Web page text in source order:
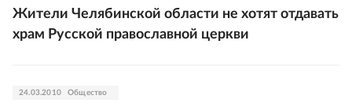
Жители Челябинской области не хотят отдавать
храм Русской православной церкви
24.03.2010 Общество